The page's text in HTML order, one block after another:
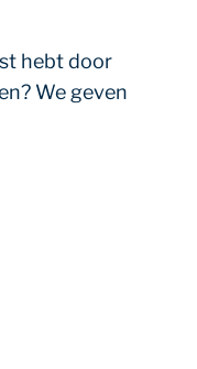
hebt door
We geven